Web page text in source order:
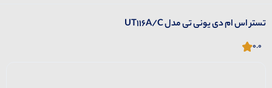
تستر اس ام دی یونی تی مدل UT116A/C
0.0